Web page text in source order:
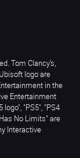
Tom Clancy’s,
logo are
in the
Entertainment
"PS5", "PS4
No Limits" are
Interactive